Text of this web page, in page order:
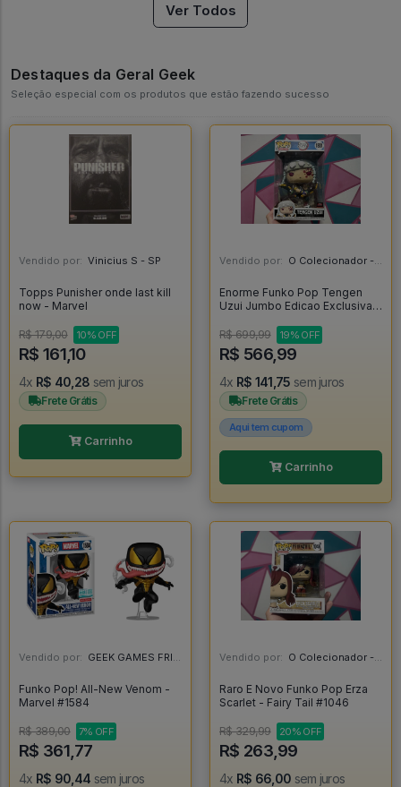
Ver Todos
Destaques da Geral Geek
Seleção especial com os produtos que estão fazendo sucesso
Vendido por: Vinicius S - SP
Topps Punisher onde last kill
now - Marvel
R$ 179,00 10% OFF
R$ 161,10
4x R$ 40,28 sem juros
Frete Grátis
Carrinho
Vendido por: O Colecionador - SP
Enorme Funko Pop Tengen
Uzui Jumbo Edicao Exclusiva
#1801
R$ 699,99 19% OFF
R$ 566,99
4x R$ 141,75 sem juros
Frete Grátis
Aqui tem cupom
Carrinho
Vendido por: GEEK GAMES FRIEND - RJ
Funko Pop! All-New Venom -
Marvel #1584
R$ 389,00 7% OFF
R$ 361,77
4x R$ 90,44 sem juros
Vendido por: O Colecionador - SP
Raro E Novo Funko Pop Erza
Scarlet - Fairy Tail #1046
R$ 329,99 20% OFF
R$ 263,99
4x R$ 66,00 sem juros